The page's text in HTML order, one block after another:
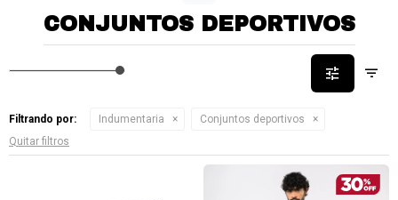
CONJUNTOS DEPORTIVOS
Filtrando por: Indumentaria
Conjuntos deportivos
Quitar filtros